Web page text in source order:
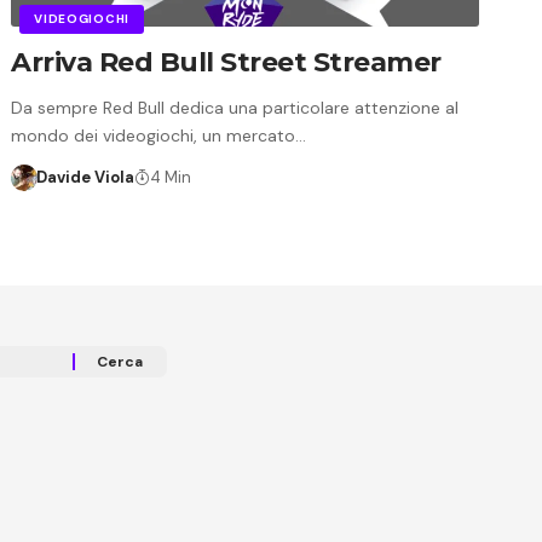
VIDEOGIOCHI
Arriva Red Bull Street Streamer
Da sempre Red Bull dedica una particolare attenzione al
mondo dei videogiochi, un mercato…
Davide Viola 4 Min